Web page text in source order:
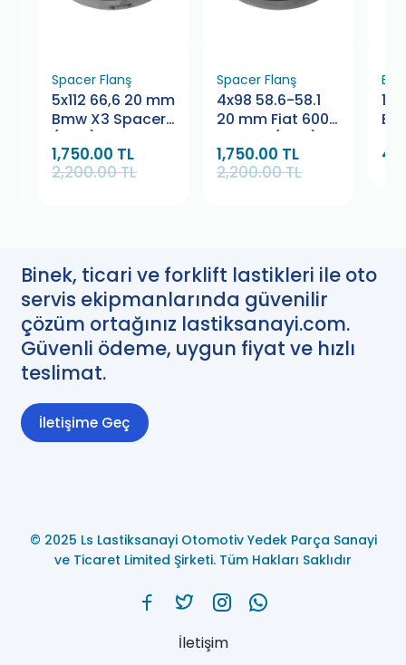
Spacer Flanş
5x112 66,6 20 mm
Bmw X3 Spacer
(Çifti)
1,750.00 TL
2,200.00 TL
Spacer Flanş
4x98 58.6-58.1
20 mm Fiat 600
Spacer (Çifti)
1,750.00 TL
2,200.00 TL
Binek, ticari ve forklift lastikleri ile oto
servis ekipmanlarında güvenilir
çözüm ortağınız lastiksanayi.com.
Güvenli ödeme, uygun fiyat ve hızlı
teslimat.
İletişime Geç
© 2025 Ls Lastiksanayi Otomotiv Yedek Parça Sanayi
ve Ticaret Limited Şirketi. Tüm Hakları Saklıdır
İletişim